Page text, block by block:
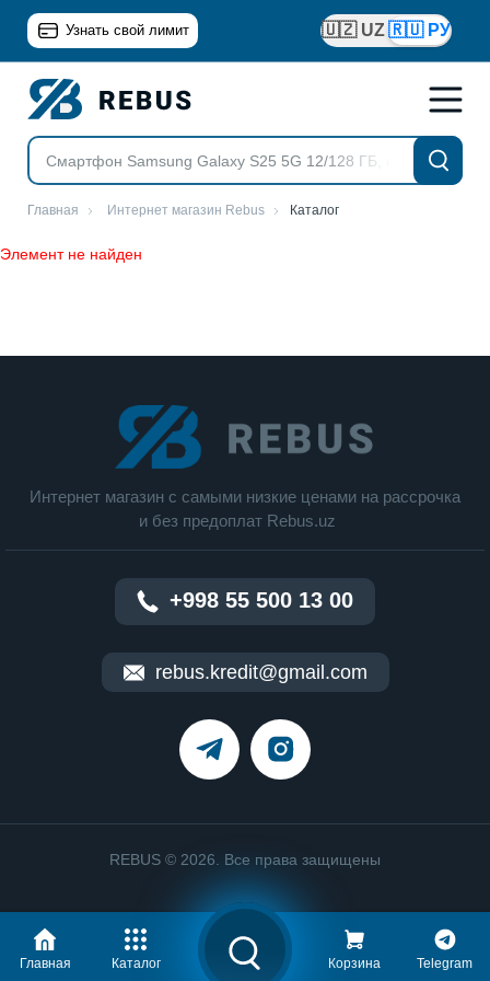
Узнать свой лимит 🇺🇿 UZ🇷🇺 РУ
Главная Интернет магазин Rebus Каталог
Элемент не найден
Интернет магазин c cамыми низкие ценами на рассрочка
и без предоплат Rebus.uz
+998 55 500 13 00
rebus.kredit@gmail.com
REBUS © 2026. Все права защищены
Главная Каталог Корзина Telegram